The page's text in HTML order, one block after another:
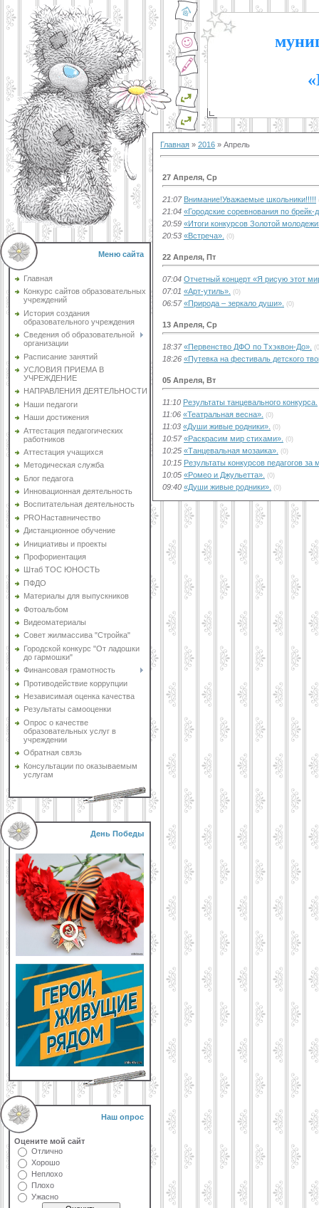
Меню сайта
Главная
Конкурс сайтов образовательных
учреждений
История создания
образовательного учреждения
Сведения об образовательной
организации
Расписание занятий
УСЛОВИЯ ПРИЕМА В
УЧРЕЖДЕНИЕ
НАПРАВЛЕНИЯ ДЕЯТЕЛЬНОСТИ
Наши педагоги
Наши достижения
Аттестация педагогических
работников
Аттестация учащихся
Методическая служба
Блог педагога
Инновационная деятельность
Воспитательная деятельность
PROНаставничество
Дистанционное обучение
Инициативы и проекты
Профориентация
Штаб ТОС ЮНОСТЬ
ПФДО
Материалы для выпускников
Фотоальбом
Видеоматериалы
Совет жилмассива "Стройка"
Городской конкурс "От ладошки
до гармошки"
Финансовая грамотность
Противодействие коррупции
Независимая оценка качества
Результаты самооценки
Опрос о качестве
образовательных услуг в
учреждении
Обратная связь
Консультации по оказываемым
услугам
День Победы
Наш опрос
Оцените мой сайт
Отлично
Хорошо
Неплохо
Плохо
Ужасно
Главная » 2016 » Апрель
27 Апреля, Ср
21:07 Внимание!Уважаемые школьники!!!!!
21:04 «Городские соревнования по брейк-
20:59 «Итоги конкурсов Золотой
20:53 «Встреча». (0)
22 Апреля, Пт
07:04 Отчетный концерт «Я рисую этот
07:01 «Арт-утиль». (0)
06:57 «Природа – зеркало души». (0)
13 Апреля, Ср
18:37 «Первенство ДФО по Тхэквон-До».
18:26 «Путевка на фестиваль детского
05 Апреля, Вт
11:10 Результаты танцевального конкурса.
11:06 «Театральная весна». (0)
11:03 «Души живые родники». (0)
10:57 «Раскрасим мир стихами». (0)
10:25 «Танцевальная мозаика». (0)
10:15 Результаты конкурсов педагогов за
10:05 «Ромео и Джульетта». (0)
09:40 «Души живые родники». (0)